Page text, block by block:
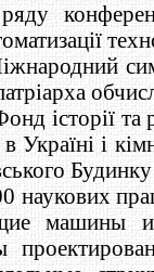
історії та
в Україні
машины